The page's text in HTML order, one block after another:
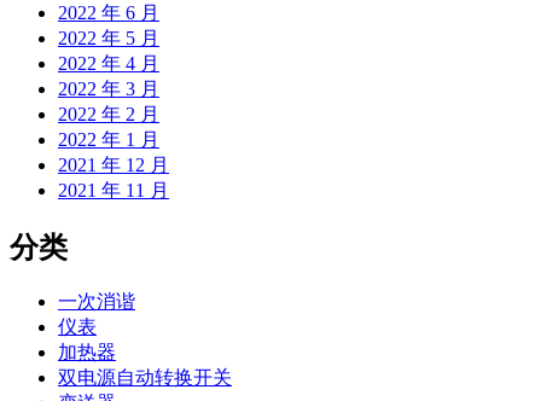
2022 年 6 月
2022 年 5 月
2022 年 4 月
2022 年 3 月
2022 年 2 月
2022 年 1 月
2021 年 12 月
2021 年 11 月
分类
一次消谐
仪表
加热器
双电源自动转换开关